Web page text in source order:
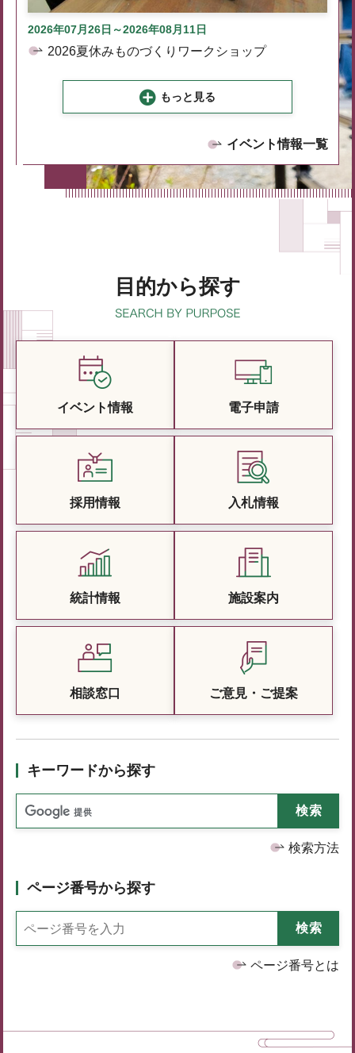
2026年07月26日～2026年08月11日
2026夏休みものづくりワークショップ
もっと見る
イベント情報一覧
目的から探す
イベント情報 電子申請
採用情報 入札情報
統計情報 施設案内
相談窓口 ご意見・ご提案
キーワードから探す
検索方法
ページ番号から探す
ページ番号とは